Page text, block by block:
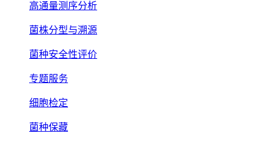
高通量测序分析
菌株分型与溯源
菌种安全性评价
专题服务
细胞检定
菌种保藏